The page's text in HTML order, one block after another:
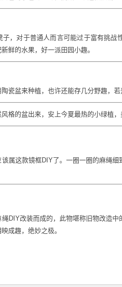
子，对于普通人而言可能过于富有挑战
鲜的水果，好一派田园小趣。
瓷盆来种植，也许还能存几分野趣，
格的盆出来，安上今夏最热的小绿植
属这款镜框DIY了。一圈一圈的麻绳
DIY改装而成的，此物堪称 旧物改造中
成趣，绝妙之极。